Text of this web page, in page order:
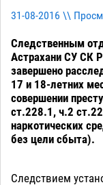
31-08-2016 \\
Следственным
Астрахани СУ СК
завершено
17 и 18-летних
совершении
ст.228.1, ч.2
наркотических
без цели сбыта).
Следствием